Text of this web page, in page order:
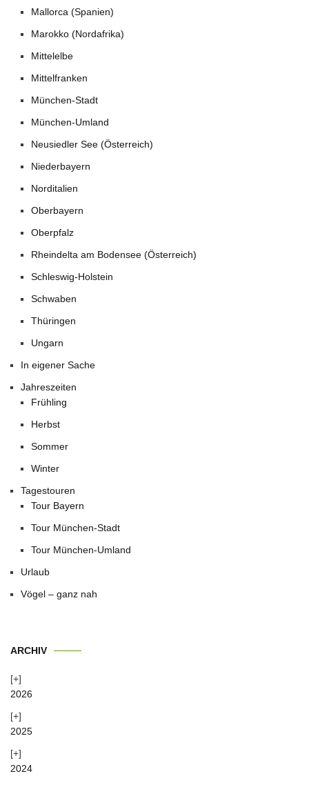
Mallorca (Spanien)
Marokko (Nordafrika)
Mittelelbe
Mittelfranken
München-Stadt
München-Umland
Neusiedler See (Österreich)
Niederbayern
Norditalien
Oberbayern
Oberpfalz
Rheindelta am Bodensee (Österreich)
Schleswig-Holstein
Schwaben
Thüringen
Ungarn
In eigener Sache
Jahreszeiten
Frühling
Herbst
Sommer
Winter
Tagestouren
Tour Bayern
Tour München-Stadt
Tour München-Umland
Urlaub
Vögel – ganz nah
ARCHIV
2026
2025
2024